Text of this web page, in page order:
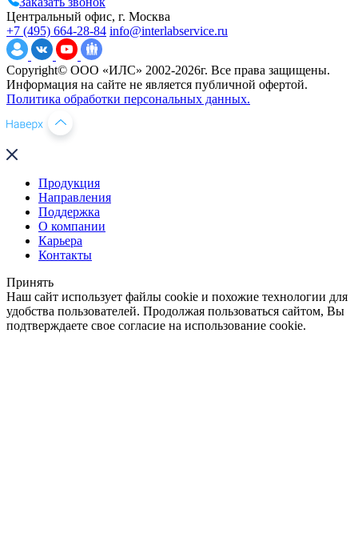
Центральный офис, г. Москва
+7 (495) 664-28-84 info@interlabservice.ru
Copyright© ООО «ИЛС» 2002-2026г. Все права защищены.
Информация на сайте не является публичной офертой.
Политика обработки персональных данных.
Продукция
Направления
Поддержка
О компании
Карьера
Контакты
Принять
Наш сайт использует файлы cookie и похожие технологии для
удобства пользователей. Продолжая пользоваться сайтом, Вы
подтверждаете свое согласие на использование cookie.